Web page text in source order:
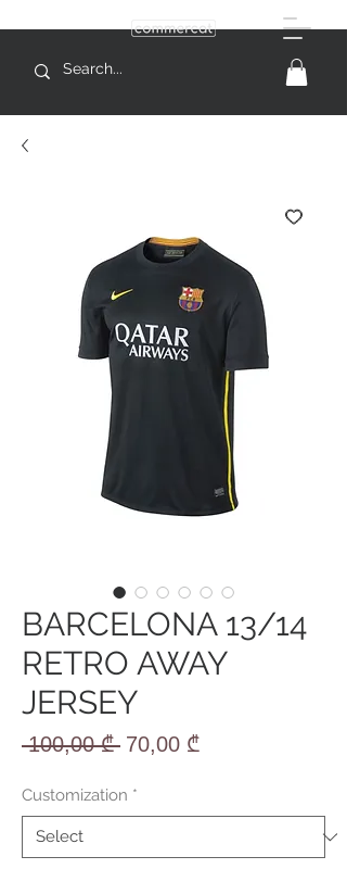
BARCELONA 13/14
RETRO AWAY
JERSEY
100,00 ₾ Regular
70,00 ₾Sale
Customization *